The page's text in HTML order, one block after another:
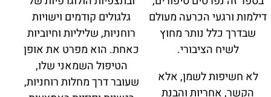
דילמות ורגעי הכרעה מעולם
שבדרך כלל נותר מחוץ
לשיח הציבורי.
לא חשיפות לשמן, אלא
הקשר, אחריות והבנת
גלגולים קודמים וישויות
רוחניות, שליליות וחיוביות
כאחת. הוא מפרט את אופן
הטיפול השמאני שלו,
שעובר דרך מחלות רוחניות,